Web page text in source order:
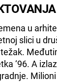
u
slici u
‘96. A